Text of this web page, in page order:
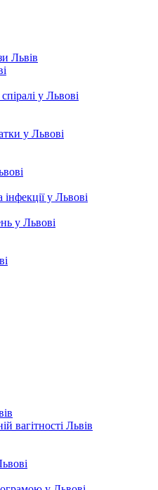
Львів
у Львові
у Львові
у Львові
у Львові
вагітності Львів